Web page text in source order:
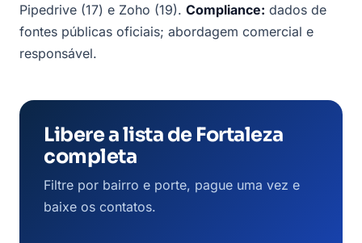
Pipedrive (17) e Zoho (19). Compliance: dados de
fontes públicas oficiais; abordagem comercial e
responsável.
Libere a lista de Fortaleza
completa
Filtre por bairro e porte, pague uma vez e
baixe os contatos.